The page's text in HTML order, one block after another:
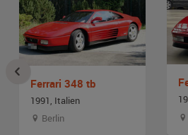
Ferrari 348 tb
1991, Italien
Berlin